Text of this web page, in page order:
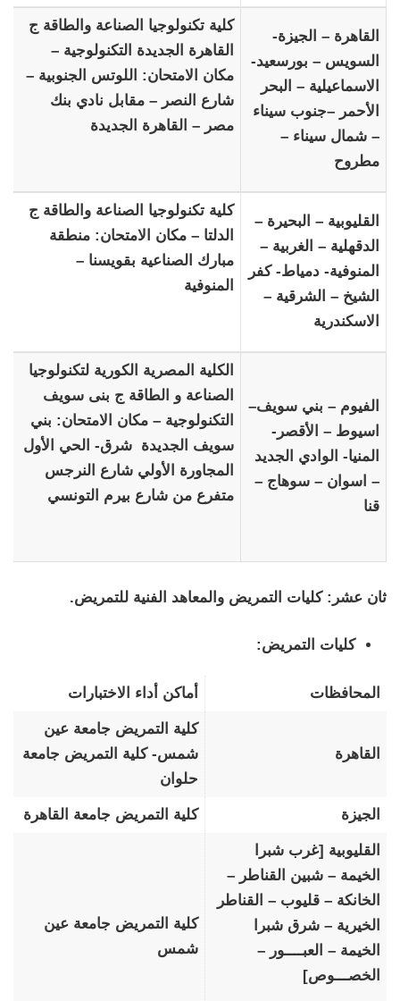
القاهرة – الجيزة-
السويس – بورسعيد-
الاسماعيلية – البحر
الأحمر –جنوب سيناء
– شمال سيناء –
مطروح
كلية تكنولوجيا الصناعة والطاقة ج
القاهرة الجديدة التكنولوجية –
مكان الامتحان: اللوتس الجنوبية –
شارع النصر – مقابل نادي بنك
مصر – القاهرة الجديدة
القليوبية – البحيرة –
الدقهلية – الغربية –
المنوفية- دمياط- كفر
الشيخ – الشرقية –
الاسكندرية
كلية تكنولوجيا الصناعة والطاقة ج
الدلتا – مكان الامتحان: منطقة
مبارك الصناعية بقويسنا –
المنوفية
الفيوم – بني سويف–
اسيوط – الأقصر-
المنيا- الوادي الجديد
– اسوان – سوهاج –
قنا
الكلية المصرية الكورية لتكنولوجيا
الصناعة و الطاقة ج بنى سويف
التكنولوجية – مكان الامتحان: بني
سويف الجديدة شرق- الحي الأول
المجاورة الأولي شارع النرجس
متفرع من شارع بيرم التونسي
ثان عشر: كليات التمريض والمعاهد الفنية للتمريض.
كليات التمريض:
المحافظات أماكن أداء الاختبارات
القاهرة
كلية التمريض جامعة عين
شمس- كلية التمريض جامعة
حلوان
الجيزة كلية التمريض جامعة القاهرة
القليوبية [غرب شبرا
الخيمة – شبين القناطر –
الخانكة – قليوب – القناطر
الخيرية – شرق شبرا
الخيمة – العبــــور –
الخصـــوص]
كلية التمريض جامعة عين
شمس